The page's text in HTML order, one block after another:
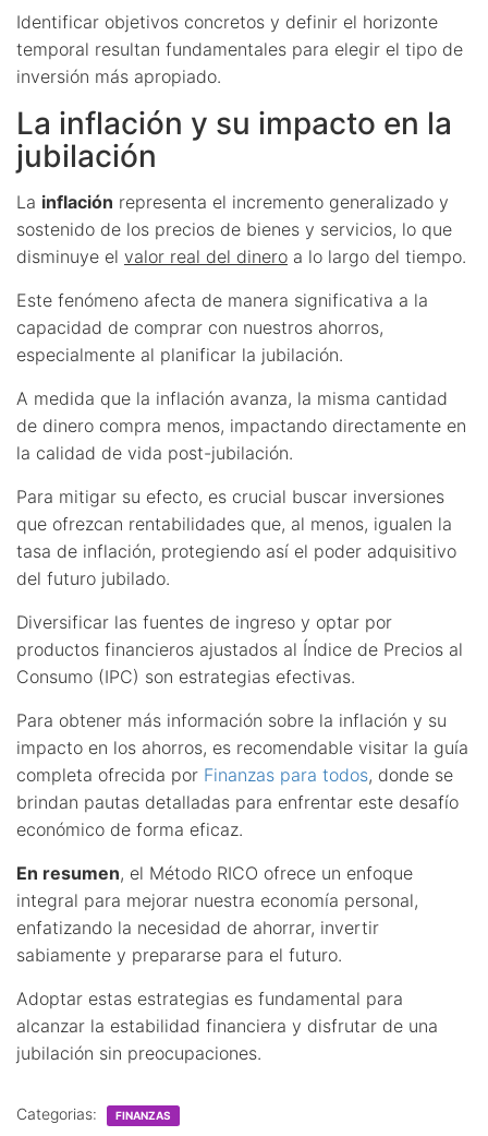
Identificar objetivos concretos y definir el horizonte
temporal resultan fundamentales para elegir el tipo de
inversión más apropiado.
La inflación y su impacto en la
jubilación
La inflación representa el incremento generalizado y
sostenido de los precios de bienes y servicios, lo que
disminuye el valor real del dinero a lo largo del tiempo.
Este fenómeno afecta de manera significativa a la
capacidad de comprar con nuestros ahorros,
especialmente al planificar la jubilación.
A medida que la inflación avanza, la misma cantidad
de dinero compra menos, impactando directamente en
la calidad de vida post-jubilación.
Para mitigar su efecto, es crucial buscar inversiones
que ofrezcan rentabilidades que, al menos, igualen la
tasa de inflación, protegiendo así el poder adquisitivo
del futuro jubilado.
Diversificar las fuentes de ingreso y optar por
productos financieros ajustados al Índice de Precios al
Consumo (IPC) son estrategias efectivas.
Para obtener más información sobre la inflación y su
impacto en los ahorros, es recomendable visitar la guía
completa ofrecida por Finanzas para todos, donde se
brindan pautas detalladas para enfrentar este desafío
económico de forma eficaz.
En resumen, el Método RICO ofrece un enfoque
integral para mejorar nuestra economía personal,
enfatizando la necesidad de ahorrar, invertir
sabiamente y prepararse para el futuro.
Adoptar estas estrategias es fundamental para
alcanzar la estabilidad financiera y disfrutar de una
jubilación sin preocupaciones.
Categorias: FINANZAS